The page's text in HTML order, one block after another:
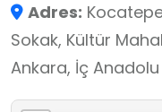
devasa avizeler
kompleksi, ibadet
salonu, kütüphane,
birimleri de
Adres:
Sokak, Kültür
Ankara, İç